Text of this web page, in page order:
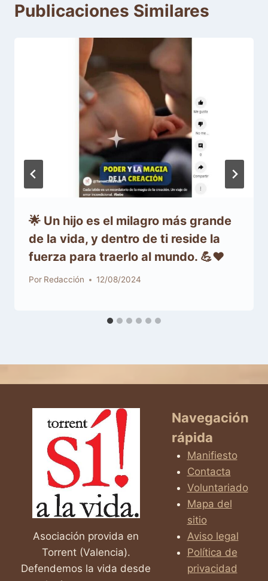
Publicaciones Similares
🌟 Un hijo es el milagro más grande
de la vida, y dentro de ti reside la
fuerza para traerlo al mundo. 💪❤️
Por Redacción 12/08/2024
Asociación provida en
Torrent (Valencia).
Defendemos la vida desde
Navegación
rápida
Manifiesto
Contacta
Voluntariado
Mapa del
sitio
Aviso legal
Política de
privacidad